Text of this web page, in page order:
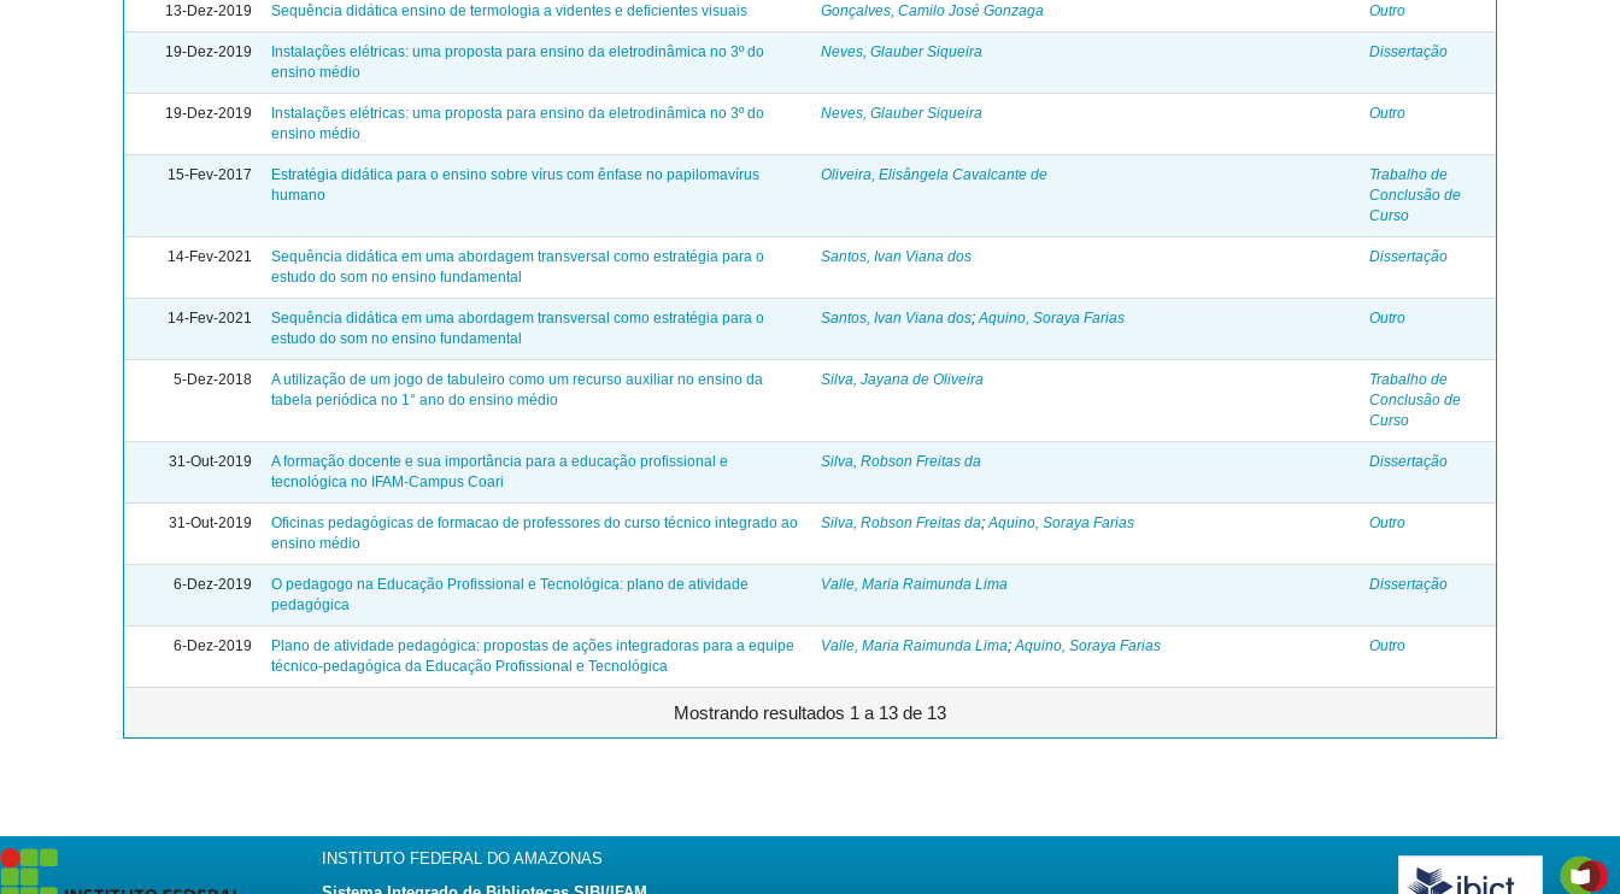
13-Dez-2019 Sequência didática ensino de termologia a videntes e deficientes visuais Gonçalves, Camilo José Gonzaga Outro
19-Dez-2019
Instalações elétricas: uma proposta para ensino da eletrodinâmica no 3º do
ensino médio
Neves, Glauber Siqueira Dissertação
19-Dez-2019
Instalações elétricas: uma proposta para ensino da eletrodinâmica no 3º do
ensino médio
Neves, Glauber Siqueira Outro
15-Fev-2017
Estratégia didática para o ensino sobre vírus com ênfase no papilomavírus
humano
Oliveira, Elisângela Cavalcante de
Trabalho de
Conclusão de
Curso
14-Fev-2021
Sequência didática em uma abordagem transversal como estratégia para o
estudo do som no ensino fundamental
Santos, Ivan Viana dos Dissertação
14-Fev-2021
Sequência didática em uma abordagem transversal como estratégia para o
estudo do som no ensino fundamental
Santos, Ivan Viana dos; Aquino, Soraya Farias Outro
5-Dez-2018
A utilização de um jogo de tabuleiro como um recurso auxiliar no ensino da
tabela periódica no 1° ano do ensino médio
Silva, Jayana de Oliveira
Trabalho de
Conclusão de
Curso
31-Out-2019
A formação docente e sua importância para a educação profissional e
tecnológica no IFAM-Campus Coari
Silva, Robson Freitas da Dissertação
31-Out-2019
Oficinas pedagógicas de formacao de professores do curso técnico integrado ao
ensino médio
Silva, Robson Freitas da; Aquino, Soraya Farias Outro
6-Dez-2019
O pedagogo na Educação Profissional e Tecnológica: plano de atividade
pedagógica
Valle, Maria Raimunda Lima Dissertação
6-Dez-2019
Plano de atividade pedagógica: propostas de ações integradoras para a equipe
técnico-pedagógica da Educação Profissional e Tecnológica
Valle, Maria Raimunda Lima; Aquino, Soraya Farias Outro
Mostrando resultados 1 a 13 de 13
INSTITUTO FEDERAL DO AMAZONAS